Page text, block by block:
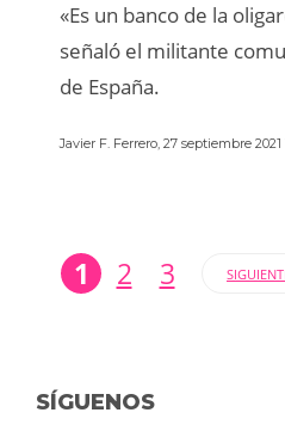
«Es un banco de la
señaló el militante
de España.
Javier F. Ferrero, 27 septiembre 2021
1 2 3
SÍGUENOS